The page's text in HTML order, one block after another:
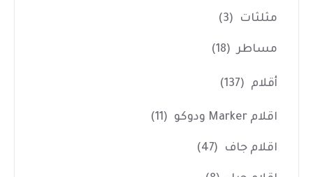
مثلثات (3)
مساطر (18)
أقلام (137)
اقلام Marker ودوكو (11)
اقلام جاف (47)